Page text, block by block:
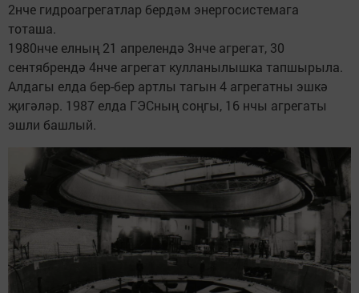
2нче гидроагрегатлар бердәм энергосистемага
тоташа.
1980нче елның 21 апрелендә 3нче агрегат, 30
сентябрендә 4нче агрегат кулланылышка тапшырыла.
Алдагы елда бер-бер артлы тагын 4 агрегатны эшкә
җигәләр. 1987 елда ГЭСның соңгы, 16 нчы агрегаты
эшли башлый.